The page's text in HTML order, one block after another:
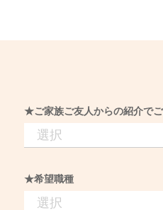
★ご家族ご友人からの紹介で
★希望職種